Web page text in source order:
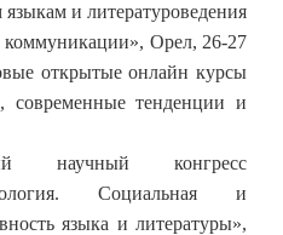
и литературоведения
коммуникации», Орел, 26-27
открытые онлайн курсы
тенденции и
научный конгресс
Социальная и
языка и литературы»,